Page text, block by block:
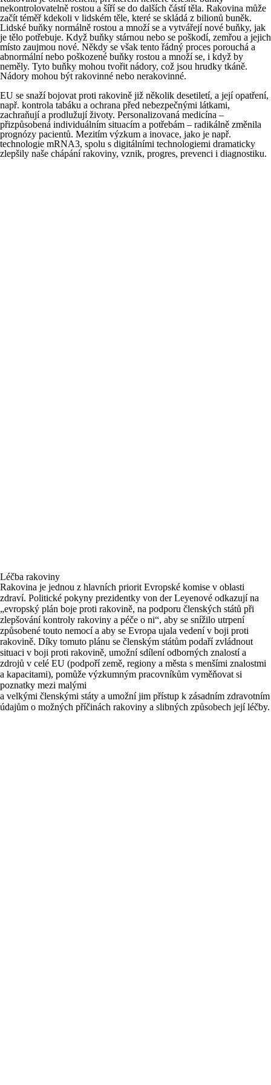
nekontrolovatelně rostou a šíří se do dalších částí těla. Rakovina může
začít téměř kdekoli v lidském těle, které se skládá z bilionů buněk.
Lidské buňky normálně rostou a množí se a vytvářejí nové buňky, jak
je tělo potřebuje. Když buňky stárnou nebo se poškodí, zemřou a jejich
místo zaujmou nové. Někdy se však tento řádný proces porouchá a
abnormální nebo poškozené buňky rostou a množí se, i když by
neměly. Tyto buňky mohou tvořit nádory, což jsou hrudky tkáně.
Nádory mohou být rakovinné nebo nerakovinné.
EU se snaží bojovat proti rakovině již několik desetiletí, a její opatření,
např. kontrola tabáku a ochrana před nebezpečnými látkami,
zachraňují a prodlužují životy. Personalizovaná medicína –
přizpůsobená individuálním situacím a potřebám – radikálně změnila
prognózy pacientů. Mezitím výzkum a inovace, jako je např.
technologie mRNA3, spolu s digitálními technologiemi dramaticky
zlepšily naše chápání rakoviny, vznik, progres, prevenci i diagnostiku.
Léčba rakoviny
Rakovina je jednou z hlavních priorit Evropské komise v oblasti
zdraví. Politické pokyny prezidentky von der Leyenové odkazují na
„evropský plán boje proti rakovině, na podporu členských států při
zlepšování kontroly rakoviny a péče o ni“, aby se snížilo utrpení
způsobené touto nemocí a aby se Evropa ujala vedení v boji proti
rakovině. Díky tomuto plánu se členským státům podaří zvládnout
situaci v boji proti rakovině, umožní sdílení odborných znalostí a
zdrojů v celé EU (podpoří země, regiony a města s menšími znalostmi
a kapacitami), pomůže výzkumným pracovníkům vyměňovat si
poznatky mezi malými
a velkými členskými státy a umožní jim přístup k zásadním zdravotním
údajům o možných příčinách rakoviny a slibných způsobech její léčby.